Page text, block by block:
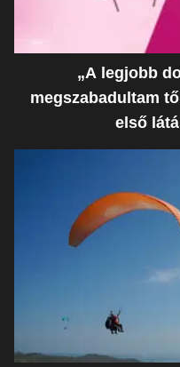
„A legjobb
megszabadultam
első